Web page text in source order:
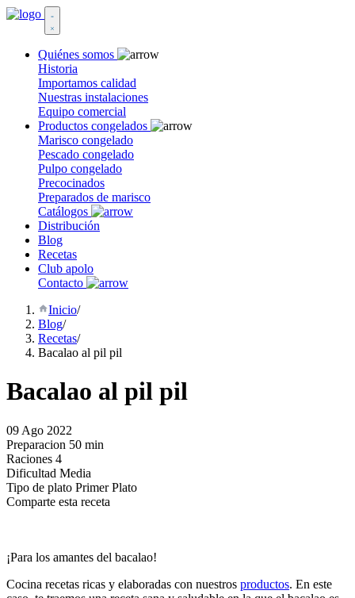
Quiénes somos
Historia
Importamos calidad
Nuestras instalaciones
Equipo comercial
Productos congelados
Marisco congelado
Pescado congelado
Pulpo congelado
Precocinados
Preparados de marisco
Catálogos
Distribución
Blog
Recetas
Club apolo
Contacto
Inicio/
Blog/
Recetas/
Bacalao al pil pil
Bacalao al pil pil
09 Ago 2022
Preparacion 50 min
Raciones 4
Dificultad Media
Tipo de plato Primer Plato
Comparte esta receta
¡Para los amantes del bacalao!
Cocina recetas ricas y elaboradas con nuestros productos. En este